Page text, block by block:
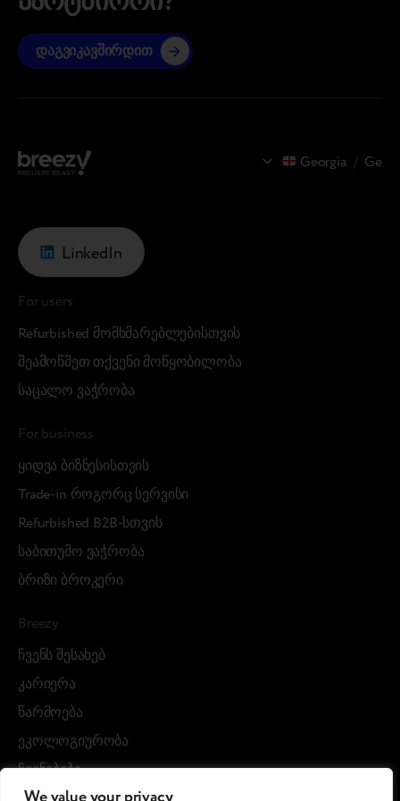
Georgia / Ge
დაგვიკავშირდით
LinkedIn
For users
Refurbished მომხმარებლებისთვის
შეამოწმეთ თქვენი მოწყობილობა
საცალო ვაჭრობა
For business
ყიდვა ბიზნესისთვის
Trade-in როგორც სერვისი
Refurbished B2B-სთვის
საბითუმო ვაჭრობა
ბრიზი ბროკერი
Breezy
ჩვენს შესახებ
კარიერა
წარმოება
ეკოლოგიურობა
ჩვენებები